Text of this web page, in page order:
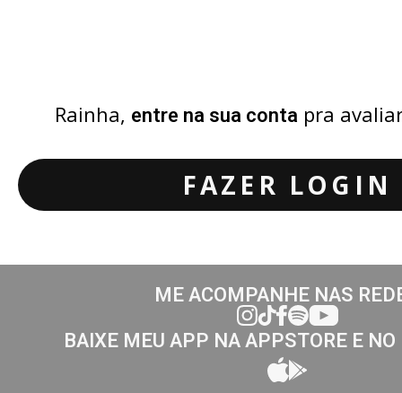
Rainha, entre na sua conta pra
FAZER LOGIN
ME ACOMPANHE NAS
BAIXE MEU APP NA APPSTORE E